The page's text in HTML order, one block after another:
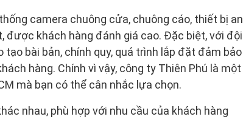
camera chuông cửa, chuông cáo, thiết bị an
được khách hàng đánh giá cao. Đặc biệt, với đội
bài bản, chính quy, quá trình lắp đặt đảm bảo
hàng. Chính vì vậy, công ty Thiên Phú là một
mà bạn có thể cân nhắc lựa chọn.
nhau, phù hợp với nhu cầu của khách hàng